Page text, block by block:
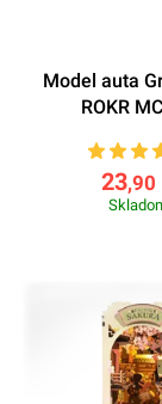
Model auta
ROKR
23,90